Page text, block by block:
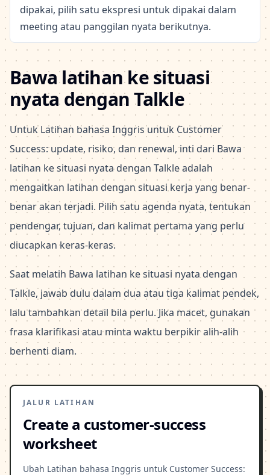
dipakai, pilih satu ekspresi untuk dipakai dalam
meeting atau panggilan nyata berikutnya.
Bawa latihan ke situasi
nyata dengan Talkle
Untuk Latihan bahasa Inggris untuk Customer
Success: update, risiko, dan renewal, inti dari Bawa
latihan ke situasi nyata dengan Talkle adalah
mengaitkan latihan dengan situasi kerja yang benar-
benar akan terjadi. Pilih satu agenda nyata, tentukan
pendengar, tujuan, dan kalimat pertama yang perlu
diucapkan keras-keras.
Saat melatih Bawa latihan ke situasi nyata dengan
Talkle, jawab dulu dalam dua atau tiga kalimat pendek,
lalu tambahkan detail bila perlu. Jika macet, gunakan
frasa klarifikasi atau minta waktu berpikir alih-alih
berhenti diam.
JALUR LATIHAN
Create a customer-success
worksheet
Ubah Latihan bahasa Inggris untuk Customer Success: